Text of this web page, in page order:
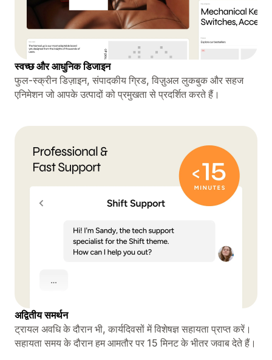
स्वच्छ और आधुनिक डिजाइन
फुल-स्क्रीन डिज़ाइन, संपादकीय ग्रिड, विज़ुअल लुकबुक और सहज
एनिमेशन जो आपके उत्पादों को प्रमुखता से प्रदर्शित करते हैं।
अद्वितीय समर्थन
ट्रायल अवधि के दौरान भी, कार्यदिवसों में विशेषज्ञ सहायता प्राप्त करें।
सहायता समय के दौरान हम आमतौर पर 15 मिनट के भीतर जवाब देते हैं।